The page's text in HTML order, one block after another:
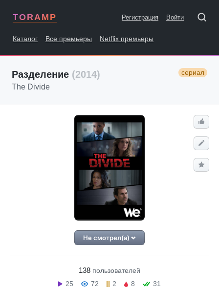
TORAMP Регистрация Войти
Каталог Все премьеры Netflix премьеры
Разделение (2014) сериал
The Divide
Не смотрел(а)
138 пользователей
25
72 2 8 31